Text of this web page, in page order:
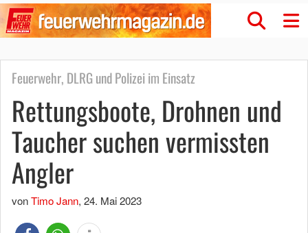
Feuerwehr, DLRG und Polizei im Einsatz
Rettungsboote, Drohnen und
Taucher suchen vermissten
Angler
vonTimo Jann, 24. Mai 2023